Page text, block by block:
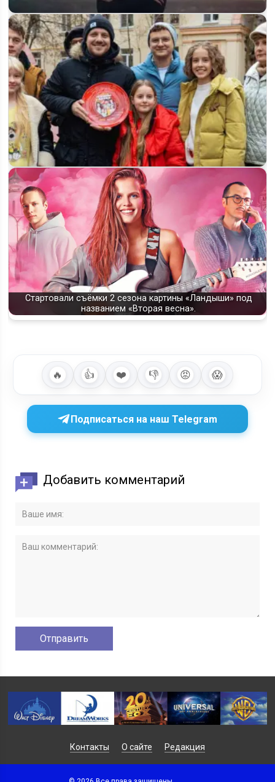
Съёмки 3 сезона «Wednesday» начнутся в феврале 2026
года
Стартовали съёмки 5 сезона сериала «Папины дочки.
Новые», сюжет и…
Стартовали съёмки 2 сезона картины «Ландыши» под
названием «Вторая весна».
🔥 👍 ❤️ 👎 😡 😱
Подписаться на наш Telegram
Добавить комментарий
Контакты О сайте Редакция